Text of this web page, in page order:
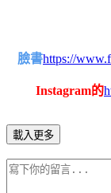
臉書https://
Instagram的
載入更多